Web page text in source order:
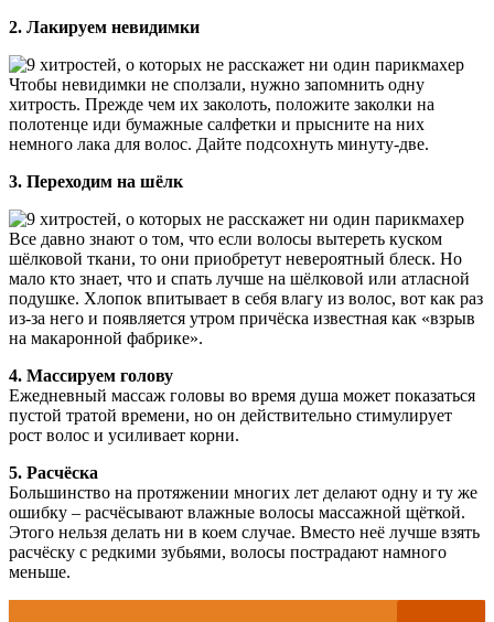
2. Лакируем невидимки
Чтобы невидимки не сползали, нужно запомнить одну
хитрость. Прежде чем их заколоть, положите заколки на
полотенце иди бумажные салфетки и прысните на них
немного лака для волос. Дайте подсохнуть минуту-две.
3. Переходим на шёлк
Все давно знают о том, что если волосы вытереть куском
шёлковой ткани, то они приобретут невероятный блеск. Но
мало кто знает, что и спать лучше на шёлковой или атласной
подушке. Хлопок впитывает в себя влагу из волос, вот как раз
из-за него и появляется утром причёска известная как «взрыв
на макаронной фабрике».
4. Массируем голову
Ежедневный массаж головы во время душа может показаться
пустой тратой времени, но он действительно стимулирует
рост волос и усиливает корни.
5. Расчёска
Большинство на протяжении многих лет делают одну и ту же
ошибку – расчёсывают влажные волосы массажной щёткой.
Этого нельзя делать ни в коем случае. Вместо неё лучше взять
расчёску с редкими зубьями, волосы пострадают намного
меньше.